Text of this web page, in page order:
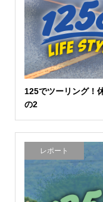
125でツーリング！
の2
レポート